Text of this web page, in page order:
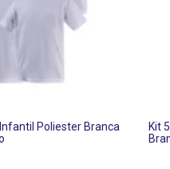
Poliester Branca
Kit